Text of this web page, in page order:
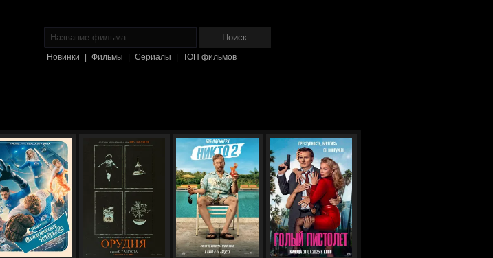
Новинки Фильмы Сериалы ТОП фильмов